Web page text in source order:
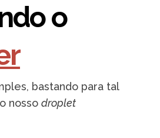
o
bastando para tal
nosso droplet